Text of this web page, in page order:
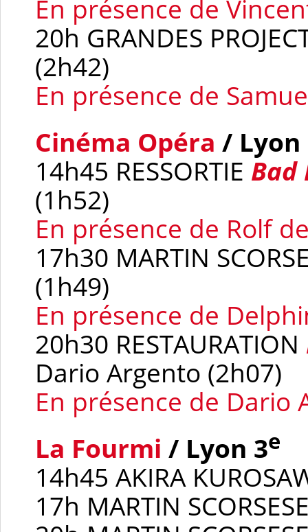
En présence de
20h GRANDES
(2h42)
En présence de
Cinéma Opéra / Lyon
14h45 RESSORTIE Bad
(1h52)
En présence de Rolf
17h30 MARTIN
(1h49)
En présence de
20h30 RESTAURATION
Dario Argento (2h07)
En présence de Dario
La Fourmi / Lyon 3e
14h45 AKIRA
17h MARTIN